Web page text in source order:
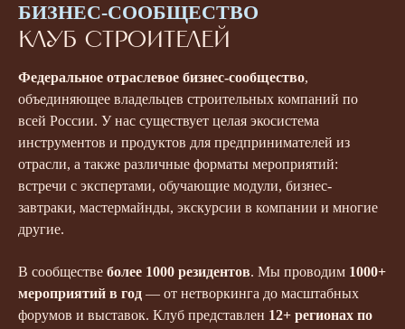
БИЗНЕС-СООБЩЕСТВО
КЛУБ СТРОИТЕЛЕЙ
Федеральное отраслевое бизнес-сообщество,
объединяющее владельцев строительных компаний по
всей России. У нас существует целая экосистема
инструментов и продуктов для предпринимателей из
отрасли, а также различные форматы мероприятий:
встречи с экспертами, обучающие модули, бизнес-
завтраки, мастермайнды, экскурсии в компании и многие
другие.
В сообществе более 1000 резидентов. Мы проводим 1000+
мероприятий в год — от нетворкинга до масштабных
форумов и выставок. Клуб представлен 12+ регионах по